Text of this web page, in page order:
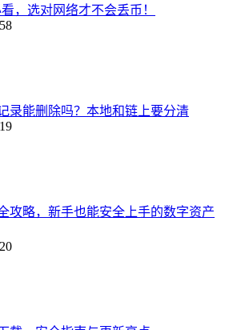
，选对网络才不会丢币！
录能删除吗？本地和链上要分清
攻略，新手也能安全上手的数字资产